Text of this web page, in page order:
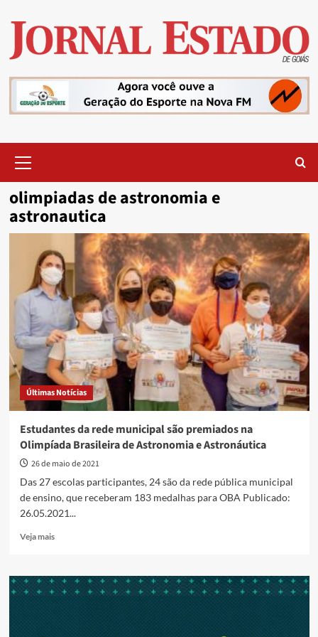
content
Menu
olimpiadas de astronomia e
astronautica
Últimas Notícias
Estudantes da rede municipal são premiados na
Olimpíada Brasileira de Astronomia e Astronáutica
26 de maio de 2021
Das 27 escolas participantes, 24 são da rede pública municipal
de ensino, que receberam 183 medalhas para OBA Publicado:
26.05.2021...
Veja maisRead
Estudantes